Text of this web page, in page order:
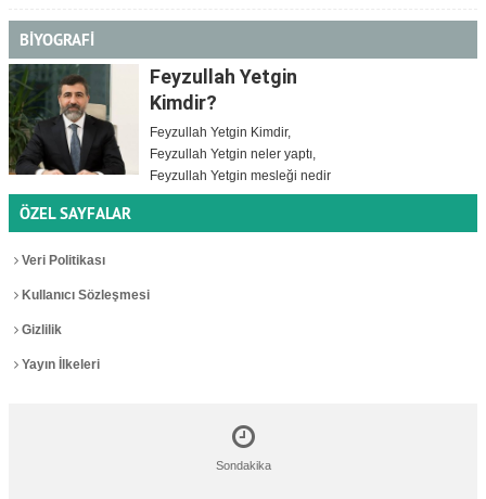
BİYOGRAFİ
Feyzullah Yetgin
Kimdir?
Feyzullah Yetgin Kimdir,
Feyzullah Yetgin neler yaptı,
Feyzullah Yetgin mesleği nedir
ÖZEL SAYFALAR
Veri Politikası
Kullanıcı Sözleşmesi
Gizlilik
Yayın İlkeleri
Sondakika